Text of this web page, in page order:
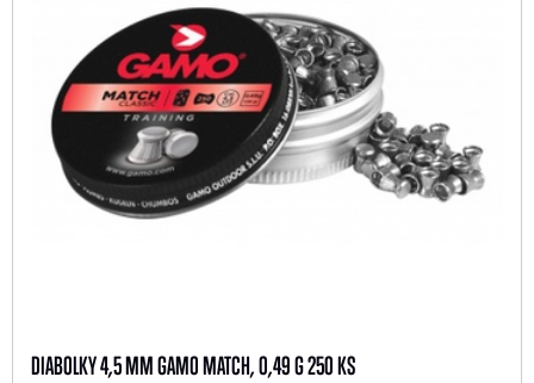
DIABOLKY 4,5 MM GAMO MATCH, 0,49 G 250 KS